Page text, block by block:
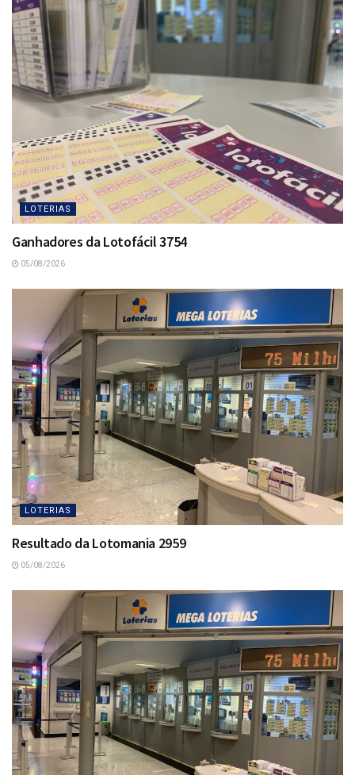
LOTERIAS
Ganhadores da Lotofácil 3754
05/08/2026
LOTERIAS
Resultado da Lotomania 2959
05/08/2026